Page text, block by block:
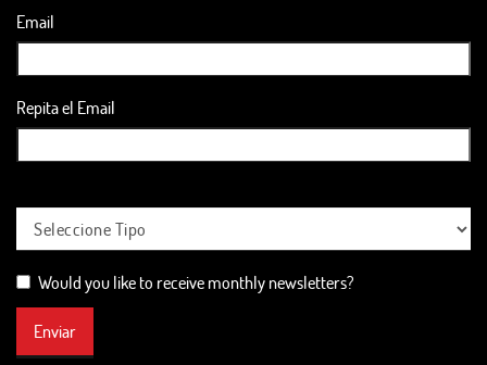
Email
Repita el Email
Would you like to receive monthly newsletters?
Enviar